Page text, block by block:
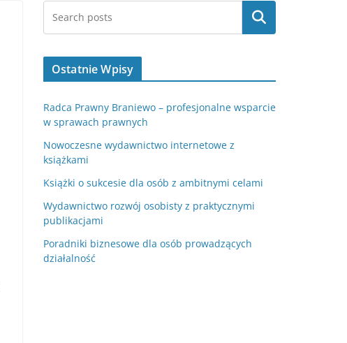
Szukaj
Ostatnie Wpisy
Radca Prawny Braniewo – profesjonalne wsparcie
w sprawach prawnych
Nowoczesne wydawnictwo internetowe z
książkami
Książki o sukcesie dla osób z ambitnymi celami
Wydawnictwo rozwój osobisty z praktycznymi
publikacjami
Poradniki biznesowe dla osób prowadzących
działalność